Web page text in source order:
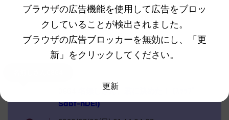
いやすそうだし ペリッパーの暴風
とかいうまともな強技
続きを見る
名無しさん、君に決めた！ (ｽｯｯﾌﾟ
Sdbf-nDEl)
ブラウザの広告機能を使用して広告をブロッ
クしていることが検出されました。
ブラウザの広告ブロッカーを無効にし、「更
新」をクリックしてください。
更新